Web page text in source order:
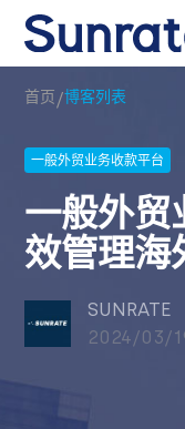
首页/博客列表
一般外贸业务收款平台
一般外贸
效管理海
SUNRATE
2024/03/